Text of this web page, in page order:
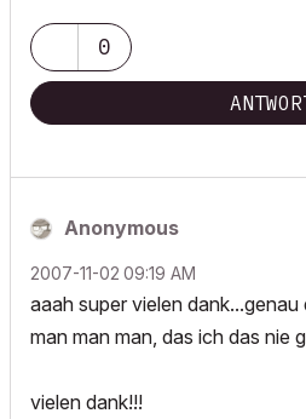
0
Anonymous
‎2007-11-02 09:19 AM
aaah super vielen
man man man, das ich das nie
vielen dank!!!